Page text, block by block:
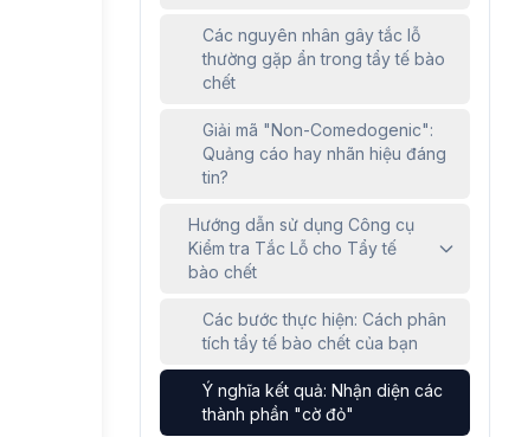
Các nguyên nhân gây tắc lỗ
thường gặp ẩn trong tẩy tế bào
chết
Giải mã "Non-Comedogenic":
Quảng cáo hay nhãn hiệu đáng
tin?
Hướng dẫn sử dụng Công cụ
Kiểm tra Tắc Lỗ cho Tẩy tế
bào chết
Các bước thực hiện: Cách phân
tích tẩy tế bào chết của bạn
Ý nghĩa kết quả: Nhận diện các
thành phần "cờ đỏ"